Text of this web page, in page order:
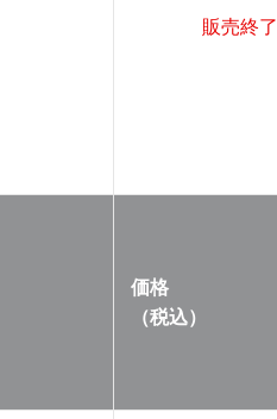
販売終了
価格
（税込）